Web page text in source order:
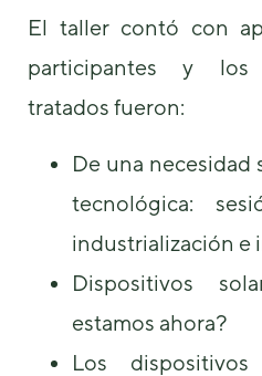
El taller contó con
participantes y los
tratados fueron:
De una necesidad
tecnológica:
industrialización e
Dispositivos
estamos ahora?
Los